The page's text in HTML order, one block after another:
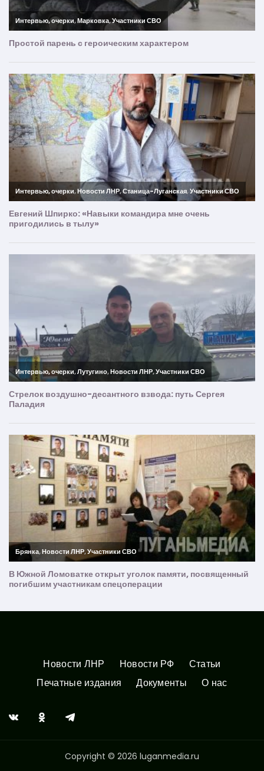
Новости ЛНР Новости РФ
Статьи
Печатные издания
Документы О нас
Copyright © 2026 luganmedia.ru